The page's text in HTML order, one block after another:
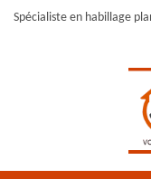
Spécialiste en habillage